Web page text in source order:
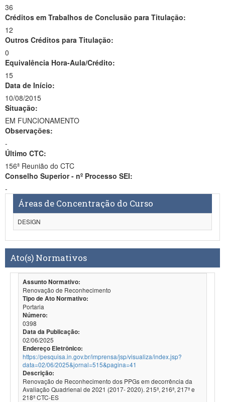
36
Créditos em Trabalhos de Conclusão para Titulação:
12
Outros Créditos para Titulação:
0
Equivalência Hora-Aula/Crédito:
15
Data de Início:
10/08/2015
Situação:
EM FUNCIONAMENTO
Observações:
-
Último CTC:
156ª Reunião do CTC
Conselho Superior - nº Processo SEI:
-
Áreas de Concentração do Curso
DESIGN
Ato(s) Normativos
Assunto Normativo:
Renovação de Reconhecimento
Tipo de Ato Normativo:
Portaria
Número:
0398
Data da Publicação:
02/06/2025
Endereço Eletrônico:
https://pesquisa.in.gov.br/imprensa/jsp/visualiza/index.jsp?
data=02/06/2025&jornal=515&pagina=41
Descrição:
Renovação de Reconhecimento dos PPGs em decorrência da
Avaliação Quadrienal de 2021 (2017- 2020). 215ª, 216ª, 217ª e
218ª CTC-ES